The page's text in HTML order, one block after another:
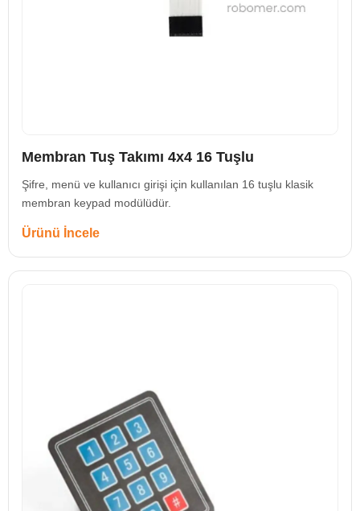
Membran Tuş Takımı 4x4 16 Tuşlu
Şifre, menü ve kullanıcı girişi için kullanılan 16 tuşlu klasik
membran keypad modülüdür.
Ürünü İncele